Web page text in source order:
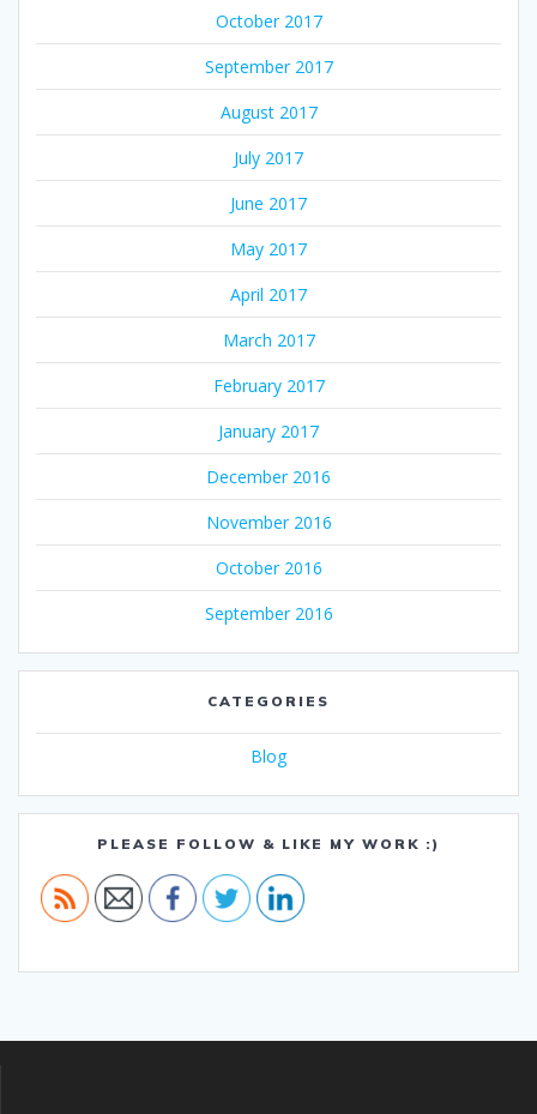
October 2017
September 2017
August 2017
July 2017
June 2017
May 2017
April 2017
March 2017
February 2017
January 2017
December 2016
November 2016
October 2016
September 2016
CATEGORIES
Blog
PLEASE FOLLOW & LIKE MY WORK :)